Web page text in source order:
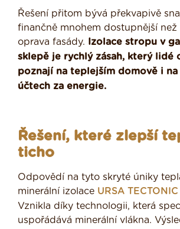
Řešení přitom bývá překvapivě
finančně mnohem dostupnější
oprava fasády. Izolace stropu v
sklepě je rychlý zásah, který lidé
poznají na teplejším domově i na
účtech za energie.
Řešení, které zlepší
ticho
Odpovědí na tyto skryté úniky
minerální izolace URSA
Vznikla díky technologii, která
uspořádává minerální vlákna.